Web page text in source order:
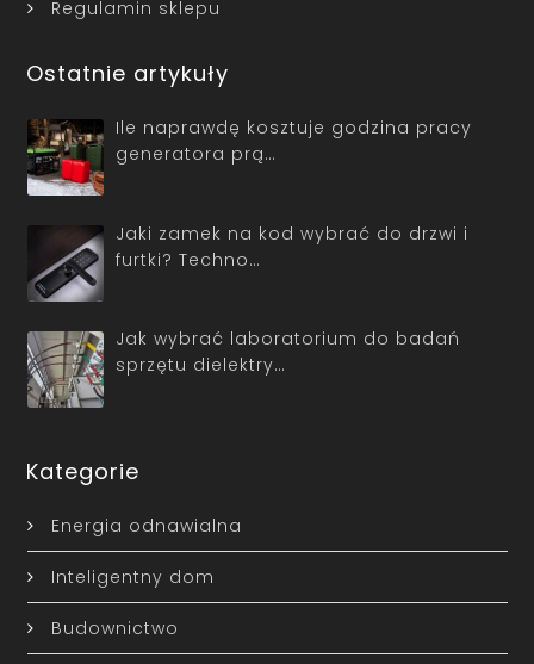
Regulamin sklepu
Ostatnie artykuły
Ile naprawdę kosztuje godzina pracy
generatora prą…
Jaki zamek na kod wybrać do drzwi i
furtki? Techno…
Jak wybrać laboratorium do badań
sprzętu dielektry…
Kategorie
Energia odnawialna
Inteligentny dom
Budownictwo